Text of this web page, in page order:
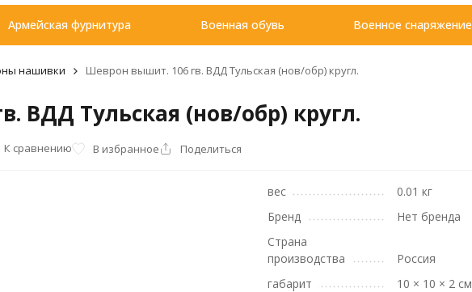
Армейская фурнитура Военная обувь Военное снаряжение
нашивки Шеврон вышит. 106 гв. ВДД Тульская (нов/обр) кругл.
ВДД Тульская (нов/обр) кругл.
К сравнению В избранное Поделиться
вес
0.01 кг
Бренд
Нет бренда
Страна
производства
Россия
габарит
10 × 10 × 2 см